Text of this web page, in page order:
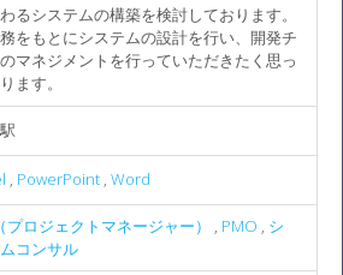
るシステムの構築を検討しております。
務をもとにシステムの設計を行い、開発チ
マネジメントを行っていただきたく思っ
ます。
, PowerPoint , Word
プロジェクトマネージャー） , PMO , シ
コンサル